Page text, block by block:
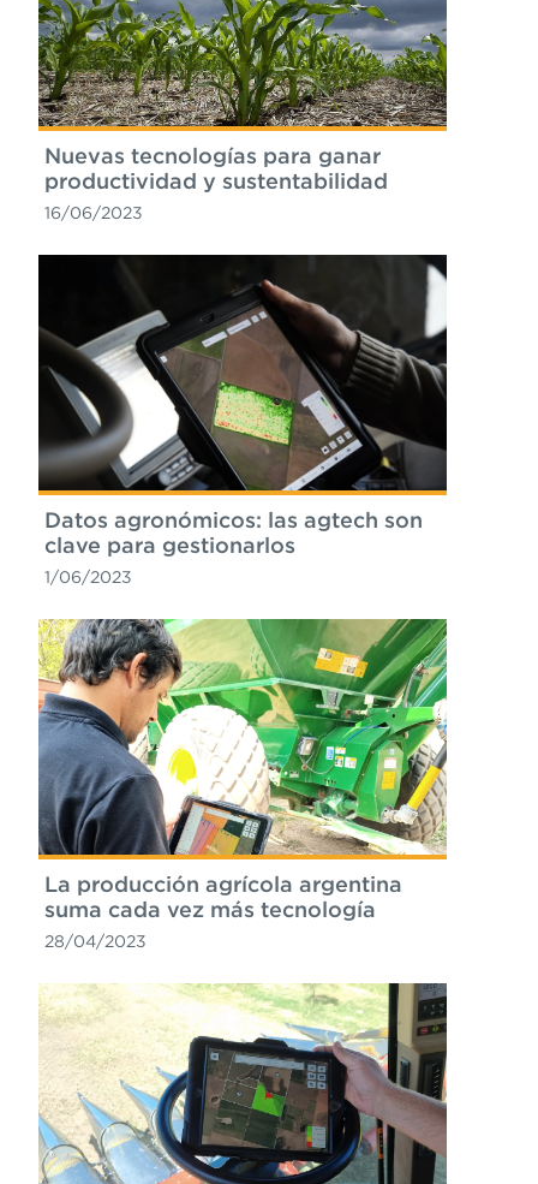
Nuevas tecnologías para ganar
productividad y sustentabilidad
16/06/2023
Datos agronómicos: las agtech son
clave para gestionarlos
1/06/2023
La producción agrícola argentina
suma cada vez más tecnología
28/04/2023